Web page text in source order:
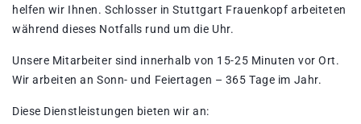
helfen wir Ihnen. Schlosser in Stuttgart Frauenkopf arbeiteten
während dieses Notfalls rund um die Uhr.
Unsere Mitarbeiter sind innerhalb von 15-25 Minuten vor Ort.
Wir arbeiten an Sonn- und Feiertagen – 365 Tage im Jahr.
Diese Dienstleistungen bieten wir an: